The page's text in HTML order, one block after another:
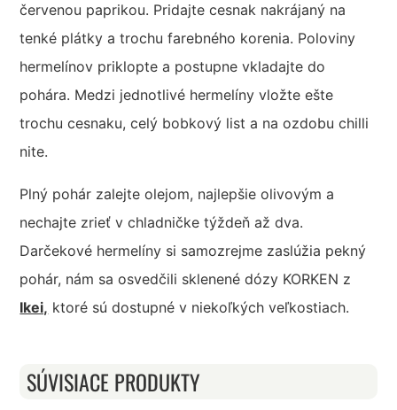
červenou paprikou. Pridajte cesnak nakrájaný na
tenké plátky a trochu farebného korenia. Poloviny
hermelínov priklopte a postupne vkladajte do
pohára. Medzi jednotlivé hermelíny vložte ešte
trochu cesnaku, celý bobkový list a na ozdobu chilli
nite.
Plný pohár zalejte olejom, najlepšie olivovým a
nechajte zrieť v chladničke týždeň až dva.
Darčekové hermelíny si samozrejme zaslúžia pekný
pohár, nám sa osvedčili sklenené dózy KORKEN z
Ikei, ktoré sú dostupné v niekoľkých veľkostiach.
SÚVISIACE PRODUKTY